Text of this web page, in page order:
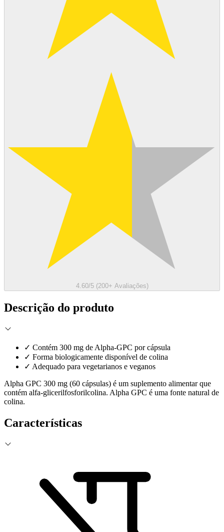
4.60/5 (200+ Avaliações)
Descrição do produto
✓ Contém 300 mg de Alpha-GPC por cápsula
✓ Forma biologicamente disponível de colina
✓ Adequado para vegetarianos e veganos
Alpha GPC 300 mg (60 cápsulas) é um suplemento alimentar que
contém alfa-glicerilfosforilcolina. Alpha GPC é uma fonte natural de
colina.
Características